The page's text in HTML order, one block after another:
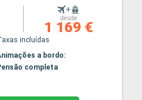
+
desde
1 169 €
incluídas
a bordo:
completa